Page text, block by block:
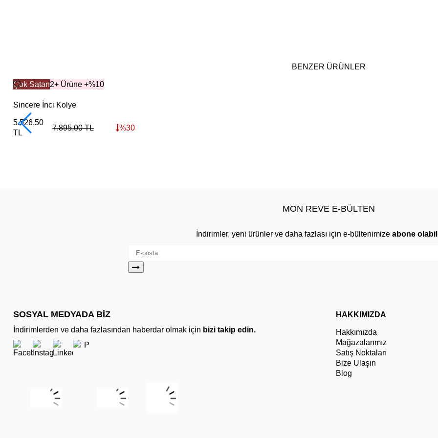
BENZER ÜRÜNLER
Çok Satan2+ Ürüne +%10
Sincere İnci Kolye
5.526,50
TL
7.895,00TL %30
MON REVE E-BÜLTEN
İndirimler, yeni ürünler ve daha fazlası için e-bültenimize abone
SOSYAL MEDYADA BİZ
İndirimlerden ve daha fazlasından haberdar olmak için bizi takip edin.
HAKKIMIZDA
Hakkımızda
Mağazalarımız
Satış Noktaları
Bize Ulaşın
Blog